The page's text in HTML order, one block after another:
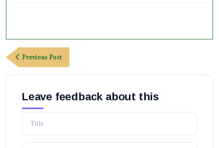
Post
navigation
Previous PostPrevious
Post
Leave feedback about this